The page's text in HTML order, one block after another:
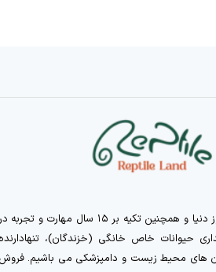
همگام با تکنولوژی روز دنیا و همچنین تکیه بر ۱۵ سال مهارت و تجربه در
حیوانات خاص خانگی (خزندگان)، تنهادارنده
های محیط زیست و دامپزشکی می باشیم. فروش